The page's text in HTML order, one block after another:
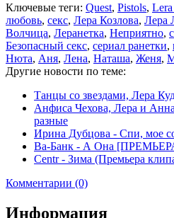
Ключевые теги: Quest, Pistols,
любовь, секс, Лера Козлова, Лера
Волчица, Леранетка, Неприятно,
Безопасный секс, сериал ранетки,
Нюта, Аня, Лена, Наташа, Женя,
Другие новости по теме:
Танцы со звездами, Лера
Анфиса Чехова, Лера и
разные
Ирина Дубцова - Спи, мое
Ва-Банк - А Она
Centr - Зима (Премьера
Комментарии (0)
Информация